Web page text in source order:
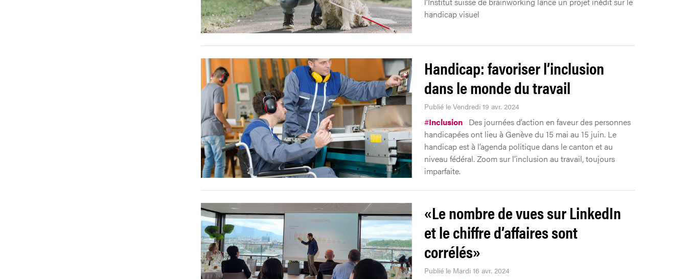
handicap visuel
Handicap: favoriser l’inclusion
dans le monde du travail
Publié le Vendredi 19 avr. 2024
#Inclusion Des journées d’action en faveur des personnes
handicapées ont lieu à Genève du 15 mai au 15 juin. Le
handicap est à l’agenda politique dans le canton et au
niveau fédéral. Zoom sur l’inclusion au travail, toujours
imparfaite.
«Le nombre de vues sur LinkedIn
et le chiffre d’affaires sont
corrélés»
Publié le Mardi 16 avr. 2024